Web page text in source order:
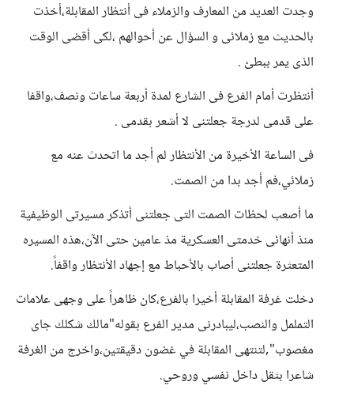
وجدت العديد من المعارف والزملاء فى أنتظار المقابلة،أخذت
بالحديث مع زملائى و السؤال عن أحوالهم ،لكى أقضى الوقت
الذى يمر ببطئ .
أنتظرت أمام الفرع فى الشارع لمدة أربعة ساعات ونصف،واقفا
على قدمى لدرجة جعلتنى لا أشعر بقدمى .
فى الساعة الأخيرة من الأنتظار لم أجد ما اتحدث عنه مع
زملائي،فم أجد بدا من الصمت.
ما أصعب لحظات الصمت التى جعلتنى أتذكر مسيرتى الوظيفية
منذ أنهائى خدمتى العسكرية مذ عامين حتى الآن،هذه المسيره
المتعثرة جعلتنى أصاب بالأحباط مع إجهاد الأنتظار واقفاً.
دخلت غرفة المقابلة أخيرا بالفرع،كان ظاهراً على وجهى علامات
التململ والنصب،ليبادرنى مدير الفرع بقوله"مالك شكلك جاى
مغصوب",لتنتهى المقابلة في غضون دقيقتين،واخرج من الغرفة
شاعرا بثقل داخل نفسي وروحي.